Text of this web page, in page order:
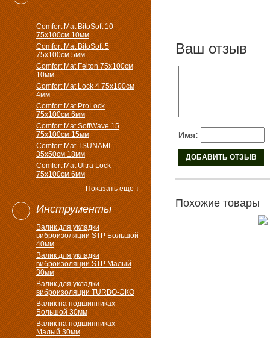
Comfort Mat BitoSoft 10
75x100см 10мм
Comfort Mat BitoSoft 5
75x100см 5мм
Comfort Mat Felton 75х100см
10мм
Comfort Mat Lock 4 75х100см
4мм
Comfort Mat ProLock
75х100см 6мм
Comfort Mat SoftWave 15
75х100см 15мм
Comfort Mat TSUNAMI
35х50см 18мм
Comfort Mat Ultra Lock
75х100см 6мм
Показать еще ↓
Инструменты
Валик для укладки
виброизоляции STP Большой
40мм
Валик для укладки
виброизоляции STP Малый
30мм
Валик для укладки
виброизоляции TURBO-ЭКО
Валик на подшипниках
Большой 30мм
Валик на подшипниках
Малый 30мм
Ваш отзыв
Имя:
Похожие товары